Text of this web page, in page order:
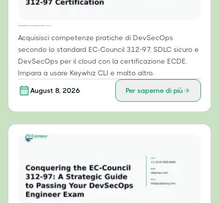
Acquisisci competenze pratiche di DevSecOps
secondo lo standard EC-Council 312-97, SDLC sicuro e
DevSecOps per il cloud con la certificazione ECDE.
Impara a usare Keywhiz CLI e molto altro.
August 8, 2026 Per saperne di più